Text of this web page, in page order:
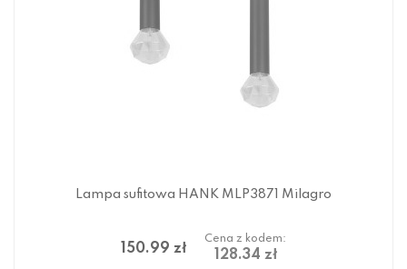
Lampa sufitowa HANK MLP3871 Milagro
150.99 zł
Cena z kodem:
128.34 zł